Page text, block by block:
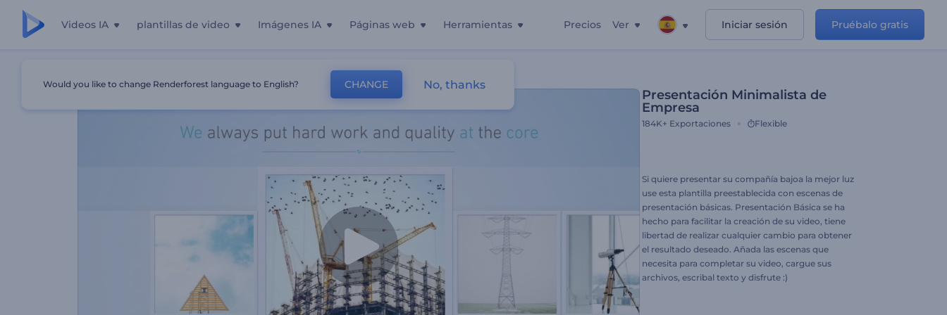
Videos IA plantillas de video Imágenes IA Páginas web Herramientas Precios Ver Iniciar sesión Pruébalo gratis
Presentación Minimalista de
Empresa
184K+ Exportaciones Flexible
Si quiere presentar su compañía bajoa la mejor luz
use esta plantilla preestablecida con escenas de
presentación básicas. Presentación Básica se ha
hecho para facilitar la creación de su video, tiene
libertad de realizar cualquier cambio para obtener
el resultado deseado. Añada las escenas que
necesita para completar su video, cargue sus
archivos, escribal texto y disfrute :)
Would you like to change Renderforest language to English? CHANGE No, thanks